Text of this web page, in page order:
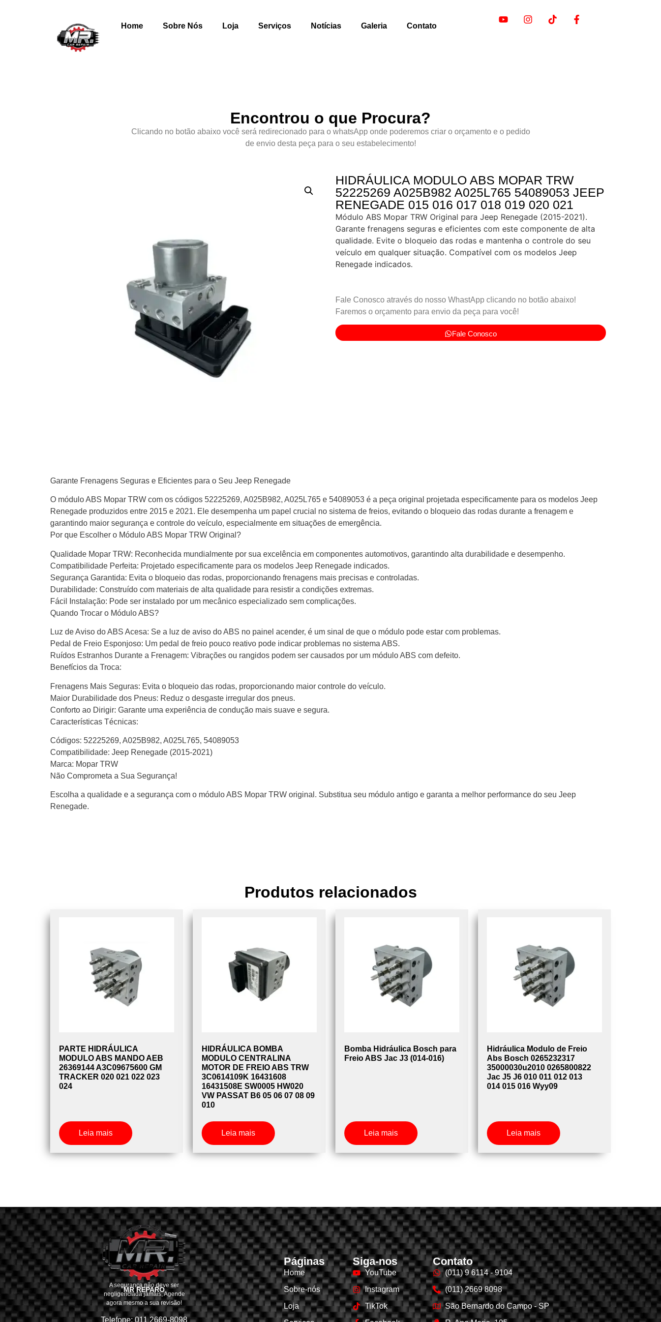
Home Sobre Nós Loja Serviços Notícias Galeria Contato
Encontrou o que Procura?
Clicando no botão abaixo você será redirecionado para o whatsApp onde poderemos criar o orçamento e o pedido
de envio desta peça para o seu estabelecimento!
HIDRÁULICA MODULO ABS MOPAR TRW
52225269 A025B982 A025L765 54089053 JEEP
RENEGADE 015 016 017 018 019 020 021
Módulo ABS Mopar TRW Original para Jeep Renegade (2015-2021).
Garante frenagens seguras e eficientes com este componente de alta
qualidade. Evite o bloqueio das rodas e mantenha o controle do seu
veículo em qualquer situação. Compatível com os modelos Jeep
Renegade indicados.
Fale Conosco através do nosso WhastApp clicando no botão abaixo!
Faremos o orçamento para envio da peça para você!
Fale Conosco
Garante Frenagens Seguras e Eficientes para o Seu Jeep Renegade
O módulo ABS Mopar TRW com os códigos 52225269, A025B982, A025L765 e 54089053 é a peça original projetada especificamente para os modelos Jeep
Renegade produzidos entre 2015 e 2021. Ele desempenha um papel crucial no sistema de freios, evitando o bloqueio das rodas durante a frenagem e
garantindo maior segurança e controle do veículo, especialmente em situações de emergência.
Por que Escolher o Módulo ABS Mopar TRW Original?
Qualidade Mopar TRW: Reconhecida mundialmente por sua excelência em componentes automotivos, garantindo alta durabilidade e desempenho.
Compatibilidade Perfeita: Projetado especificamente para os modelos Jeep Renegade indicados.
Segurança Garantida: Evita o bloqueio das rodas, proporcionando frenagens mais precisas e controladas.
Durabilidade: Construído com materiais de alta qualidade para resistir a condições extremas.
Fácil Instalação: Pode ser instalado por um mecânico especializado sem complicações.
Quando Trocar o Módulo ABS?
Luz de Aviso do ABS Acesa: Se a luz de aviso do ABS no painel acender, é um sinal de que o módulo pode estar com problemas.
Pedal de Freio Esponjoso: Um pedal de freio pouco reativo pode indicar problemas no sistema ABS.
Ruídos Estranhos Durante a Frenagem: Vibrações ou rangidos podem ser causados por um módulo ABS com defeito.
Benefícios da Troca:
Frenagens Mais Seguras: Evita o bloqueio das rodas, proporcionando maior controle do veículo.
Maior Durabilidade dos Pneus: Reduz o desgaste irregular dos pneus.
Conforto ao Dirigir: Garante uma experiência de condução mais suave e segura.
Características Técnicas:
Códigos: 52225269, A025B982, A025L765, 54089053
Compatibilidade: Jeep Renegade (2015-2021)
Marca: Mopar TRW
Não Comprometa a Sua Segurança!
Escolha a qualidade e a segurança com o módulo ABS Mopar TRW original. Substitua seu módulo antigo e garanta a melhor performance do seu Jeep
Renegade.
Produtos relacionados
PARTE HIDRÁULICA
MODULO ABS MANDO AEB
26369144 A3C09675600 GM
TRACKER 020 021 022 023
024
Leia mais
HIDRÁULICA BOMBA
MODULO CENTRALINA
MOTOR DE FREIO ABS TRW
3C0614109K 16431608
16431508E SW0005 HW020
VW PASSAT B6 05 06 07 08 09
010
Leia mais
Bomba Hidráulica Bosch para
Freio ABS Jac J3 (014-016)
Leia mais
Hidráulica Modulo de Freio
Abs Bosch 0265232317
35000030u2010 0265800822
Jac J5 J6 010 011 012 013
014 015 016 Wyy09
Leia mais
MR REPARO
A segurança não deve ser
negligenciada jamais, Agende
agora mesmo a sua revisão!
Telefone: 011 2669-8098
Páginas
Home
Sobre-nós
Loja
Siga-nos
YouTube
Instagram
TikTok
Contato
(011) 9 6114 - 9104
(011) 2669 8098
São Bernardo do Campo - SP